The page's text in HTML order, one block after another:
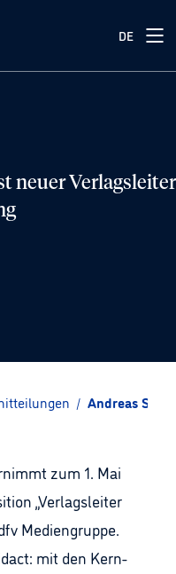
DE
neuer Verlagsleiter
/ Andreas
zum 1. Mai
„Verlagsleiter
Mediengruppe.
mit den Kern-